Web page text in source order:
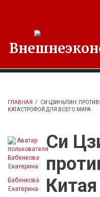
ГЛАВНАЯ /
СИ ЦЗИНЬПИН:
КАТАСТРОФОЙ ДЛЯ ВСЕГО МИРА
Бабенкова
Екатерина
Си